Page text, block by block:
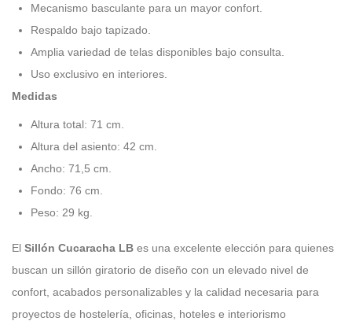
Mecanismo basculante para un mayor confort.
Respaldo bajo tapizado.
Amplia variedad de telas disponibles bajo consulta.
Uso exclusivo en interiores.
Medidas
Altura total: 71 cm.
Altura del asiento: 42 cm.
Ancho: 71,5 cm.
Fondo: 76 cm.
Peso: 29 kg.
El Sillón Cucaracha LB es una excelente elección para quienes
buscan un sillón giratorio de diseño con un elevado nivel de
confort, acabados personalizables y la calidad necesaria para
proyectos de hostelería, oficinas, hoteles e interiorismo